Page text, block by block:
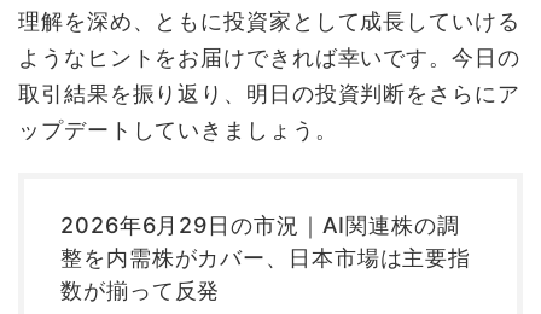
理解を深め、ともに投資家として成長していける
ようなヒントをお届けできれば幸いです。今日の
取引結果を振り返り、明日の投資判断をさらにア
ップデートしていきましょう。
2026年6月29日の市況｜AI関連株の調
整を内需株がカバー、日本市場は主要指
数が揃って反発